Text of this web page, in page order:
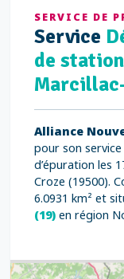
SERVICE DE
Service
de
Alliance
pour son
d’épuration les
Croze (19500).
6.0931 km² et
(19) en région